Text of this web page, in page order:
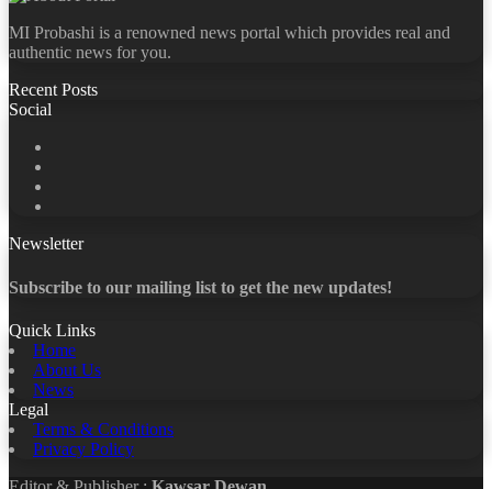
MI Probashi is a renowned news portal which provides real and
authentic news for you.
Recent Posts
Social
Newsletter
Subscribe to our mailing list to get the new updates!
Quick Links
Home
About Us
News
Legal
Terms & Conditions
Privacy Policy